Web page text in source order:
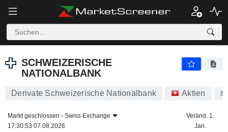
SCHWEIZERISCHE
NATIONALBANK
Derivate Schweizerische Nationalbank Aktien
Markt geschlossen - Swiss Exchange
17:30:53 07.08.2026
Veränd. 1.
Jan.